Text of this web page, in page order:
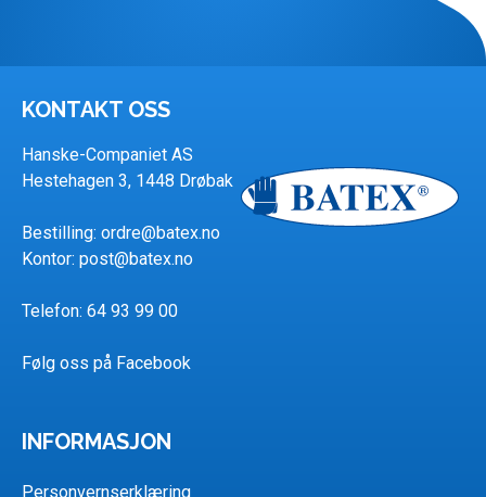
KONTAKT OSS
Hanske-Companiet AS
Hestehagen 3, 1448 Drøbak
Bestilling: ordre@batex.no
Kontor: post@batex.no
Telefon: 64 93 99 00
Følg oss på Facebook
INFORMASJON
Personvernserklæring